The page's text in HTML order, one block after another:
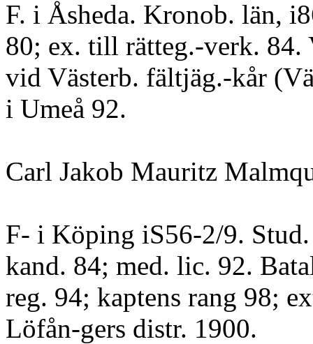
F. i Åsheda. Kronob. län,
80; ex. till rätteg.-verk. 84.
vid Västerb. fältjäg.-kår
i Umeå 92.
Carl Jakob Mauritz
F- i Köping iS56-2/9.
kand. 84; med. lic. 92.
reg. 94; kaptens rang 98;
Löfån-gers distr. 1900.